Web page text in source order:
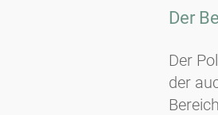
Der
Der
der